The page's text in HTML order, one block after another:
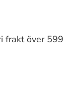
frakt över 599